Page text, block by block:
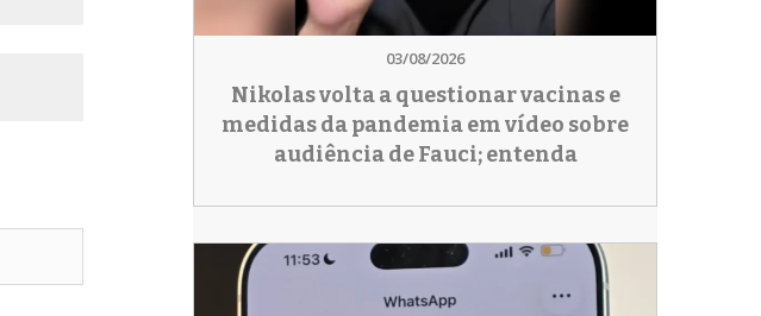
03/08/2026
Nikolas volta a questionar vacinas e
medidas da pandemia em vídeo sobre
audiência de Fauci; entenda